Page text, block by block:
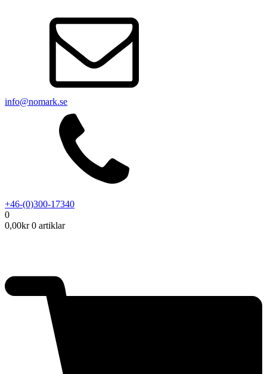
info@nomark.se
+46-(0)300-17340
0
0,00kr 0 artiklar